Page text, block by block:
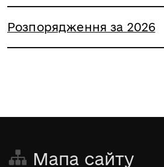
Розпорядження за 2026
Мапа сайту